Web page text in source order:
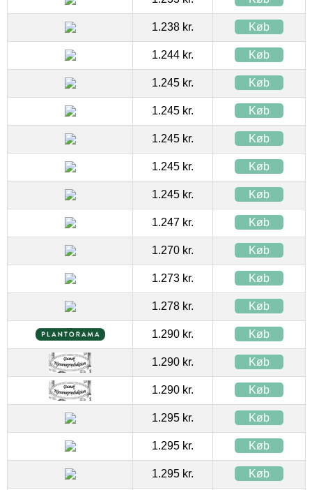
1.238 kr. Køb
1.244 kr. Køb
1.245 kr. Køb
1.245 kr. Køb
1.245 kr. Køb
1.245 kr. Køb
1.245 kr. Køb
1.247 kr. Køb
1.270 kr. Køb
1.273 kr. Køb
1.278 kr. Køb
1.290 kr. Køb
1.290 kr. Køb
1.290 kr. Køb
1.295 kr. Køb
1.295 kr. Køb
1.295 kr. Køb